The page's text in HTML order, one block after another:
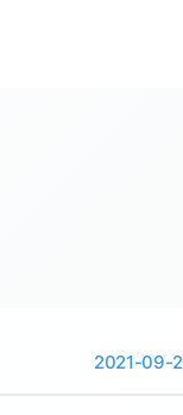
2021-09-